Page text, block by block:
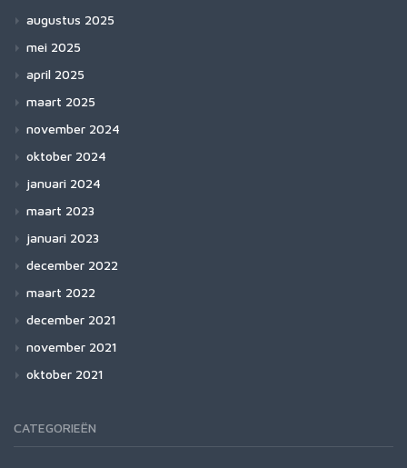
augustus 2025
mei 2025
april 2025
maart 2025
november 2024
oktober 2024
januari 2024
maart 2023
januari 2023
december 2022
maart 2022
december 2021
november 2021
oktober 2021
CATEGORIEËN